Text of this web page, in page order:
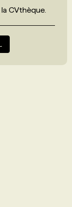
la CVthèque